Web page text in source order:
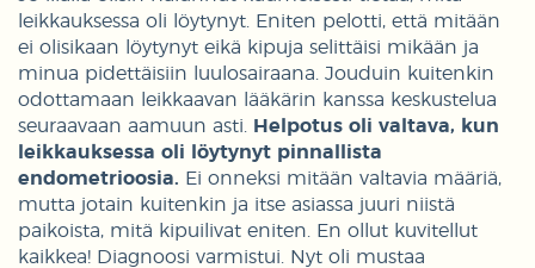
leikkauksessa oli löytynyt. Eniten pelotti, että mitään
ei olisikaan löytynyt eikä kipuja selittäisi mikään ja
minua pidettäisiin luulosairaana. Jouduin kuitenkin
odottamaan leikkaavan lääkärin kanssa keskustelua
seuraavaan aamuun asti. Helpotus oli valtava, kun
leikkauksessa oli löytynyt pinnallista
endometrioosia. Ei onneksi mitään valtavia määriä,
mutta jotain kuitenkin ja itse asiassa juuri niistä
paikoista, mitä kipuilivat eniten. En ollut kuvitellut
kaikkea! Diagnoosi varmistui. Nyt oli mustaa